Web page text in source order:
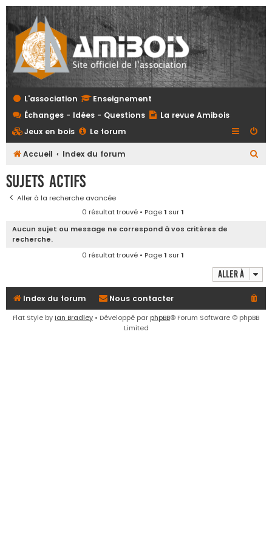
L'association
Enseignement
Échanges - Idées - Questions
La revue Amibois
Jeux en bois
Le forum
Accueil Index du forum
e
Sujets actifs
Aller à la recherche avancée
0 résultat trouvé • Page1 sur1
Aucun sujet ou message ne correspond à vos critères de
recherche.
0 résultat trouvé • Page1 sur1
Aller à
Index du forum Nous contacter
Flat Style by Ian Bradley • Développé par phpBB® Forum Software © phpBB
Limited